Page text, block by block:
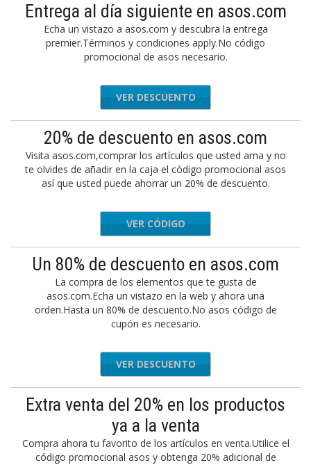
Entrega al día siguiente en asos.com
Echa un vistazo a asos.com y descubra la entrega
premier.Términos y condiciones apply.No código
promocional de asos necesario.
VER DESCUENTO
20% de descuento en asos.com
Visita asos.com,comprar los artículos que usted ama y no
te olvides de añadir en la caja el código promocional asos
así que usted puede ahorrar un 20% de descuento.
VIBEY20
VER CÓDIGO
Un 80% de descuento en asos.com
La compra de los elementos que te gusta de
asos.com.Echa un vistazo en la web y ahora una
orden.Hasta un 80% de descuento.No asos código de
cupón es necesario.
VER DESCUENTO
Extra venta del 20% en los productos
ya a la venta
Compra ahora tu favorito de los artículos en venta.Utilice el
código promocional asos y obtenga 20% adicional de